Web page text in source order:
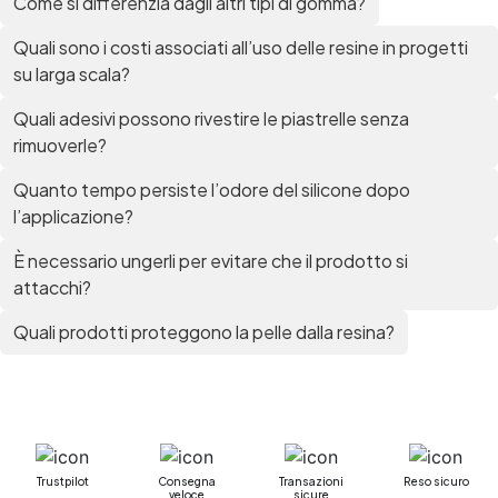
bicomponente Pavimento epossidico pro e
all articles →
Quali sono i costi associati all’uso delle resine in progetti
su larga scala?
Quali adesivi possono rivestire le piastrelle senza
rimuoverle?
Quanto tempo persiste l’odore del silicone dopo
l’applicazione?
È necessario ungerli per evitare che il prodotto si
attacchi?
Quali prodotti proteggono la pelle dalla resina?
Trustpilot
Consegna
veloce
Transazioni
sicure
Reso sicuro